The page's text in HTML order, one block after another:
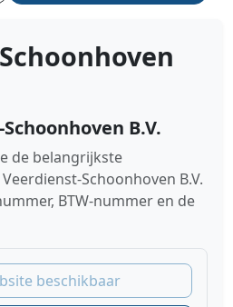
B.V.
de belangrijkste
Schoonhoven B.V.
BTW-nummer en de
beschikbaar